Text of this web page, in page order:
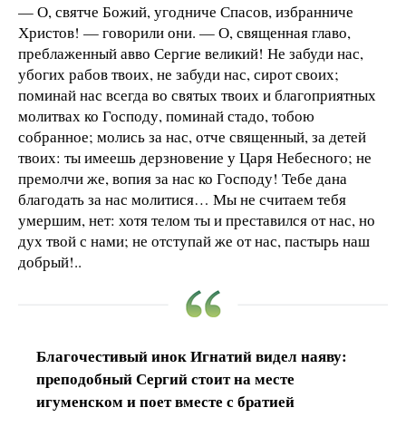
— О, святче Божий, угодниче Спасов, избранниче
Христов! — говорили они. — О, священная главо,
преблаженный авво Сергие великий! Не забуди нас,
убогих рабов твоих, не забуди нас, сирот своих;
поминай нас всегда во святых твоих и благоприятных
молитвах ко Господу, поминай стадо, тобою
собранное; молись за нас, отче священный, за детей
твоих: ты имеешь дерзновение у Царя Небесного; не
премолчи же, вопия за нас ко Господу! Тебе дана
благодать за нас молитися… Мы не считаем тебя
умершим, нет: хотя телом ты и преставился от нас, но
дух твой с нами; не отступай же от нас, пастырь наш
добрый!..
Благочестивый инок Игнатий видел наяву:
преподобный Сергий стоит на месте
игуменском и поет вместе с братией